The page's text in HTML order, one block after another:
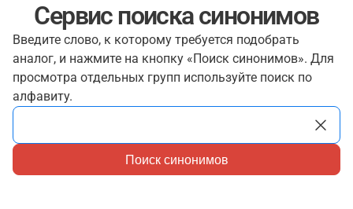
Сервис поиска синонимов
Введите слово, к которому требуется подобрать
аналог, и нажмите на кнопку «Поиск синонимов». Для
просмотра отдельных групп используйте поиск по
алфавиту.
Поиск синонимов